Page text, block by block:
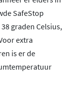
SafeStop
graden Celsius,
extra
is er de